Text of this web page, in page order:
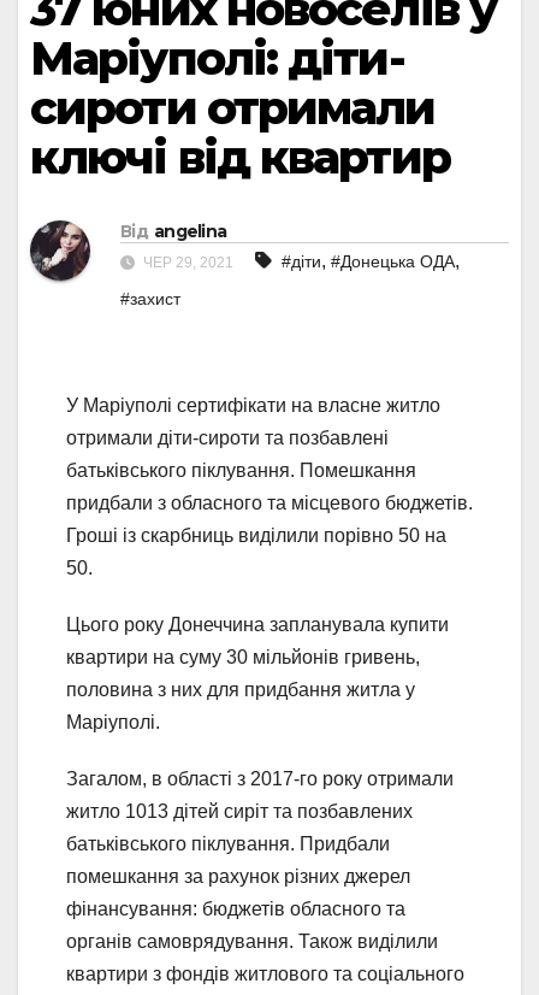
Маріуполі: діти-
сироти отримали
ключі від квартир
Від angelina
ЧЕР 29, 2021 #діти, #Донецька ОДА,
#захист
У Маріуполі сертифікати на власне житло
отримали діти-сироти та позбавлені
батьківського піклування. Помешкання
придбали з обласного та місцевого бюджетів.
Гроші із скарбниць виділили порівно 50 на
50.
Цього року Донеччина запланувала купити
квартири на суму 30 мільйонів гривень,
половина з них для придбання житла у
Маріуполі.
Загалом, в області з 2017-го року отримали
житло 1013 дітей сиріт та позбавлених
батьківського піклування. Придбали
помешкання за рахунок різних джерел
фінансування: бюджетів обласного та
органів самоврядування. Також виділили
квартири з фондів житлового та соціального